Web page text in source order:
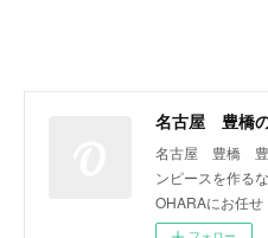
名古屋 豊橋 豊
ンピースを作る
OHARAにお任せ